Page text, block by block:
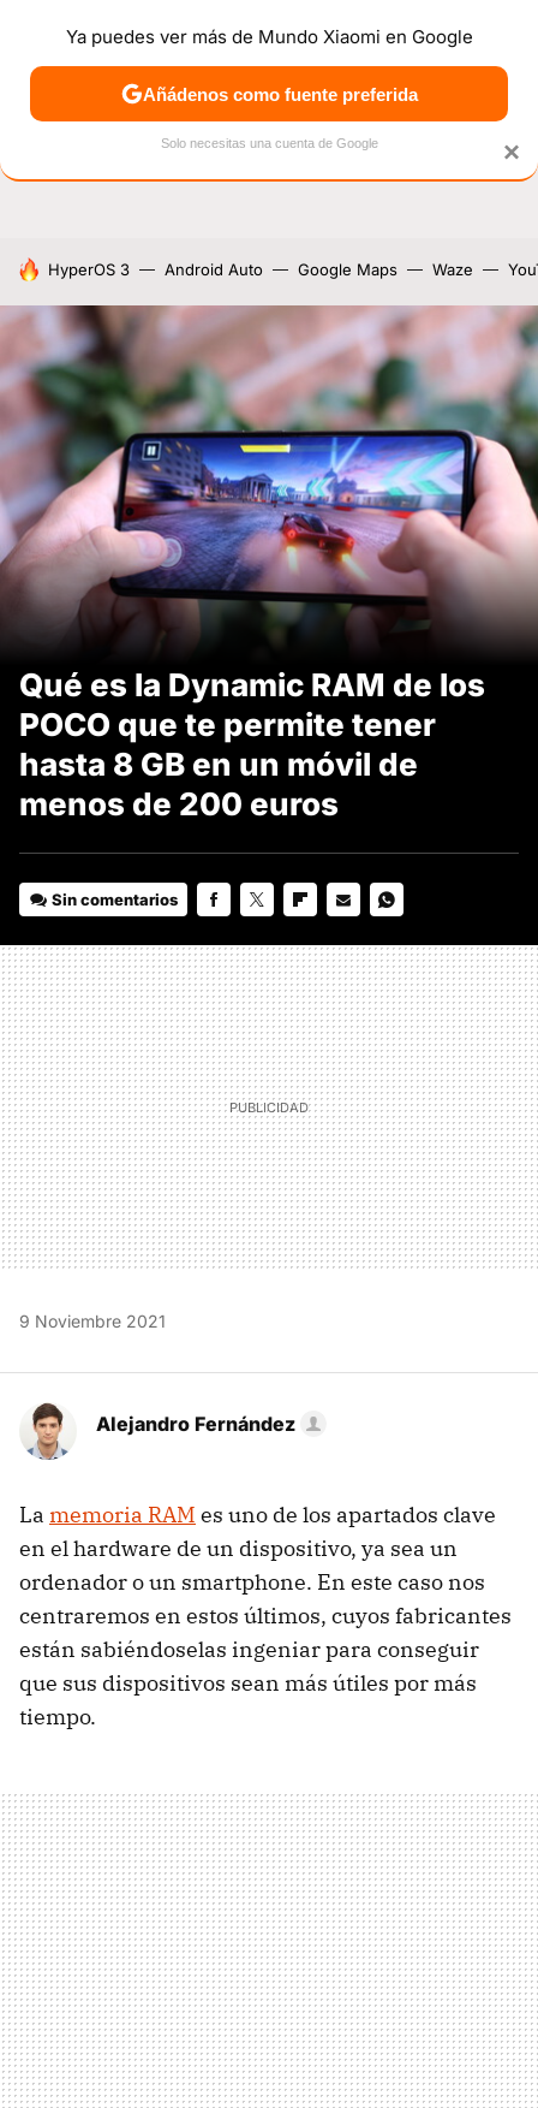
NOTICIAS MÓVILES TUTORIALES OFERTAS
HOY SE HABLA DE
HyperOS 3 Android Auto Google Maps Waze
Qué es la Dynamic RAM de los
POCO que te permite tener
hasta 8 GB en un móvil de
menos de 200 euros
Sin comentarios
MAIL
9 Noviembre 2021
Alejandro Fernández
La memoria RAM es uno de los apartados clave
en el hardware de un dispositivo, ya sea un
ordenador o un smartphone. En este caso nos
centraremos en estos últimos, cuyos fabricantes
están sabiéndoselas ingeniar para conseguir
que sus dispositivos sean más útiles por más
tiempo.
×
Ya puedes ver más de Mundo Xiaomi en Google
Añádenos como fuente preferida
Solo necesitas una cuenta de Google